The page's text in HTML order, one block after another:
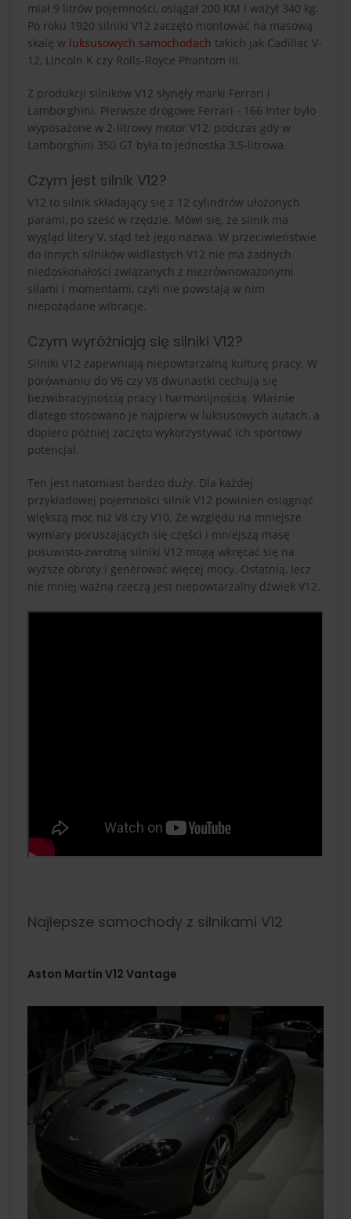
miał 9 litrów pojemności, osiągał 200 KM i ważył 340 kg.
Po roku 1920 silniki V12 zaczęto montować na masową
skalę w luksusowych samochodach takich jak Cadillac V-
12, Lincoln K czy Rolls-Royce Phantom III.
Z produkcji silników V12 słynęły marki Ferrari i
Lamborghini. Pierwsze drogowe Ferrari - 166 Inter było
wyposażone w 2-litrowy motor V12, podczas gdy w
Lamborghini 350 GT była to jednostka 3,5-litrowa.
Czym jest silnik V12?
V12 to silnik składający się z 12 cylindrów ułożonych
parami, po sześć w rzędzie. Mówi się, że silnik ma
wygląd litery V, stąd też jego nazwa. W przeciwieństwie
do innych silników widlastych V12 nie ma żadnych
niedoskonałości związanych z niezrównoważonymi
siłami i momentami, czyli nie powstają w nim
niepożądane wibracje.
Czym wyróżniają się silniki V12?
Silniki V12 zapewniają niepowtarzalną kulturę pracy. W
porównaniu do V6 czy V8 dwunastki cechują się
bezwibracyjnością pracy i harmonijnością. Właśnie
dlatego stosowano je najpierw w luksusowych autach, a
dopiero później zaczęto wykorzystywać ich sportowy
potencjał.
Ten jest natomiast bardzo duży. Dla każdej
przykładowej pojemności silnik V12 powinien osiągnąć
większą moc niż V8 czy V10. Ze względu na mniejsze
wymiary poruszających się części i mniejszą masę
posuwisto-zwrotną silniki V12 mogą wkręcać się na
wyższe obroty i generować więcej mocy. Ostatnią, lecz
nie mniej ważną rzeczą jest niepowtarzalny dźwięk V12.
Najlepsze samochody z silnikami V12
Aston Martin V12 Vantage